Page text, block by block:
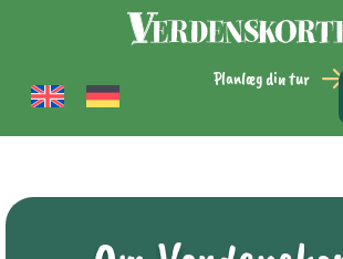
Planlæg din tur